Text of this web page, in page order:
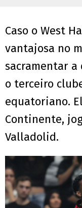
Caso o West
vantajosa no
sacramentar a
o terceiro
equatoriano.
Continente,
Valladolid.